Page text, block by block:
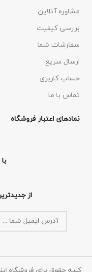
مشاوره آنلاین
بررسی کیفیت
سفارشات شما
ارسال سریع
حساب کاربری
تماس با ما
نمادهای اعتبار فروشگاه
از
کلیه حقوق برای فروشگاه